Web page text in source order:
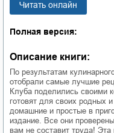
Читать онлайн
Полная версия:
Описание книги:
По результатам
отобрали самые лучшие
Клуба поделились своими
готовят для своих родных
домашние и простые в
издание. Все они
вам не составит труда!